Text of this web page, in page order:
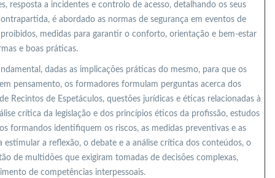
resposta a incidentes e controlo de acesso, detalhando os seus
é abordado as normas de segurança em eventos de
medidas para garantir o conforto, orientação e bem-estar
e boas práticas.
dadas as implicações práticas do mesmo, para que os
pensamento, os formadores formulam perguntas acerca dos
Recintos de Espetáculos, questões jurídicas e éticas relacionadas à
crítica da legislação e dos princípios éticos da profissão, estudos
formandos identifiquem os riscos, as medidas preventivas e as
estimular a reflexão, o debate e a análise crítica dos conteúdos, o
de multidões que exigiram tomadas de decisões complexas,
de competências interpessoais.